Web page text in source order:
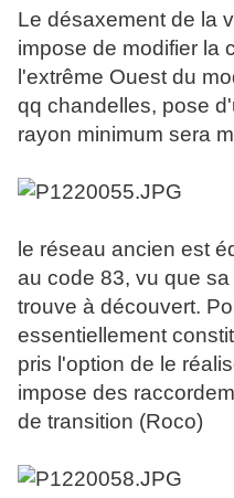
Le désaxement de la
impose de modifier la
l'extrême Ouest du
qq chandelles, pose
rayon minimum sera
le réseau ancien est
au code 83, vu que
trouve à découvert.
essentiellement
pris l'option de le
impose des
de transition (Roco)